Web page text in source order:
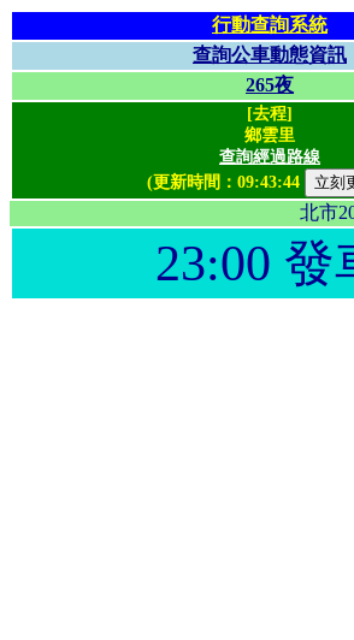
行動查詢系統
查詢公車動態資訊
265夜
[去程]
鄉雲里
查詢經過路線
(更新時間： 09:43:44
北市
23:00 發